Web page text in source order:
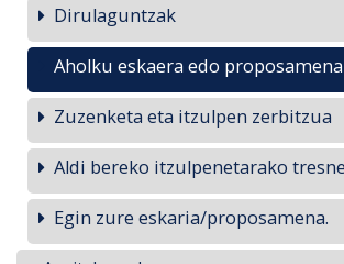
Dirulaguntzak
Aholku eskaera edo proposamena
Zuzenketa eta itzulpen zerbitzua
Aldi bereko itzulpenetarako
Egin zure eskaria/proposamena.